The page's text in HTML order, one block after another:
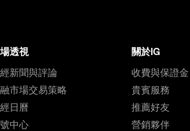
透視
新聞與評論
市場交易策略
日曆
中心
關於IG
收費與保證金
貴賓服務
推薦好友
營銷夥伴